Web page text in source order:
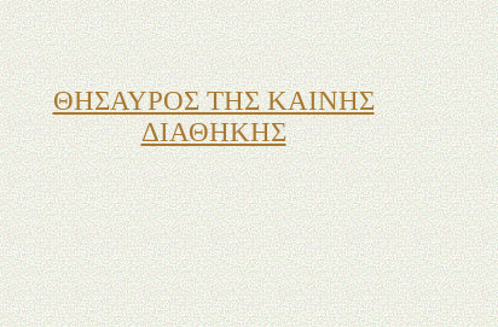
ΘΗΣΑΥΡΟΣ ΤΗΣ ΚΑΙΝΗΣ
ΔΙΑΘΗΚΗΣ